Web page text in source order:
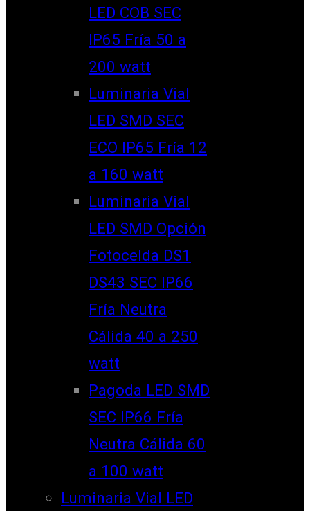
LED COB SEC
IP65 Fría 50 a
200 watt
Luminaria Vial
LED SMD SEC
ECO IP65 Fría 12
a 160 watt
Luminaria Vial
LED SMD Opción
Fotocelda DS1
DS43 SEC IP66
Fría Neutra
Cálida 40 a 250
watt
Pagoda LED SMD
SEC IP66 Fría
Neutra Cálida 60
a 100 watt
Luminaria Vial LED